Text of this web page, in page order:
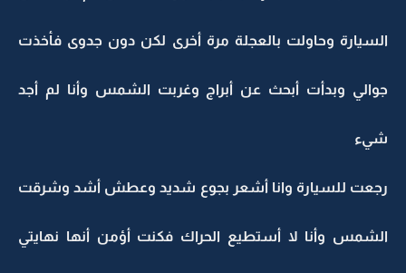
السيارة وحاولت بالعجلة مرة أخرى لكن دون جدوى فأخذت
جوالي وبدأت أبحث عن أبراج وغربت الشمس وأنا لم أجد
شيء
رجعت للسيارة وانا أشعر بجوع شديد وعطش أشد وشرقت
الشمس وأنا لا أستطيع الحراك فكنت أؤمن أنها نهايتي